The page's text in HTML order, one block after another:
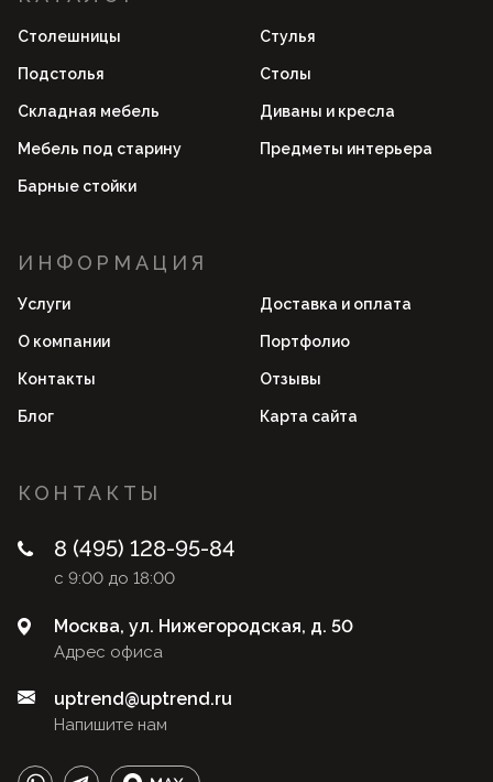
Столешницы Стулья
Подстолья Столы
Складная мебель Диваны и кресла
Мебель под старину Предметы интерьера
Барные стойки
ИНФОРМАЦИЯ
Услуги Доставка и оплата
О компании Портфолио
Контакты Отзывы
Блог Карта сайта
КОНТАКТЫ
8 (495) 128-95-84
с 9:00 до 18:00
Адрес офиса
Москва, ул. Нижегородская, д. 50
Напишите нам
uptrend@uptrend.ru